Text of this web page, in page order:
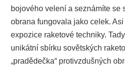
bojového velení a seznámíte se
obrana fungovala jako celek.
expozice raketové techniky.
unikátní sbírku sovětských
„pradědečka“ protivzdušných